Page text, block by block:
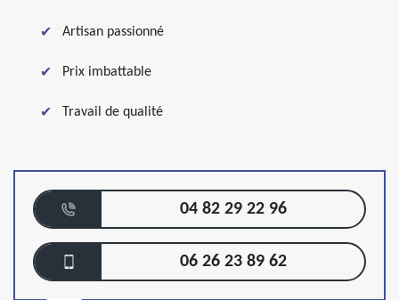
Artisan passionné
Prix imbattable
Travail de qualité
04 82 29 22 96
06 26 23 89 62